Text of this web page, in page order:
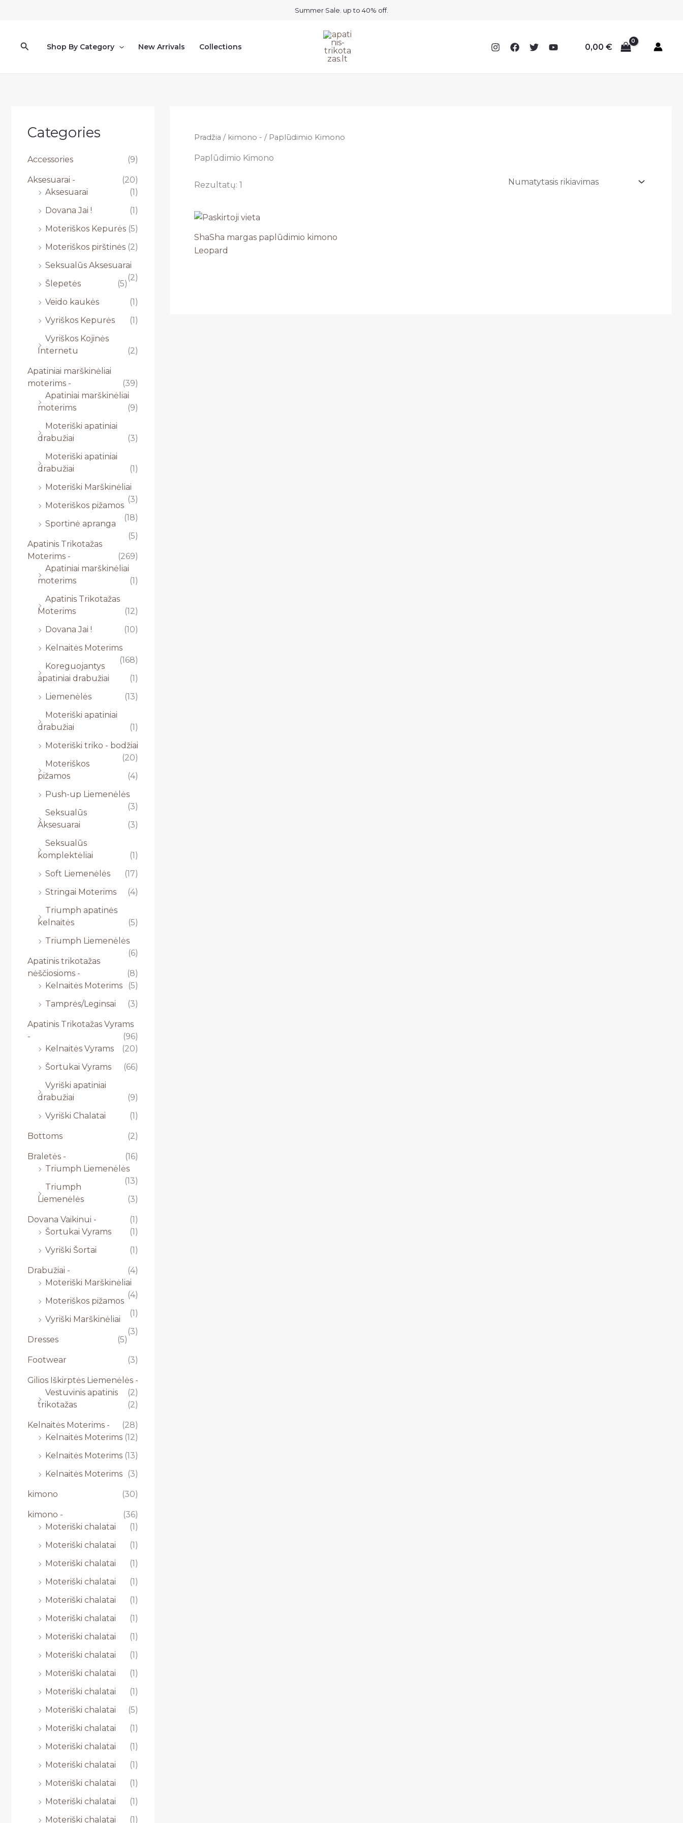
Summer Sale. up to 40% off.
PaieškaShop By Category New Arrivals Collections 0,00 €
Categories
Accessories (9)
Aksesuarai -
(20)
Aksesuarai
(1)
Dovana Jai !
(1)
Moteriškos Kepurės (5)
Moteriškos pirštinės (2)
Seksualūs Aksesuarai
(2)
Šlepetės
(5)
Veido kaukės
(1)
Vyriškos Kepurės
(1)
Vyriškos Kojinės
Internetu
(2)
Apatiniai marškinėliai
moterims -
(39)
Apatiniai marškinėliai
moterims
(9)
Moteriški apatiniai
drabužiai
(3)
Moteriški apatiniai
drabužiai
(1)
Moteriški Marškinėliai
(3)
Moteriškos pižamos
(18)
Sportinė apranga
(5)
Apatinis Trikotažas
Moterims -
(269)
Apatiniai marškinėliai
moterims
(1)
Apatinis Trikotažas
Moterims
(12)
Dovana Jai !
(10)
Kelnaitės Moterims
(168)
Koreguojantys
apatiniai drabužiai
(1)
Liemenėlės
(13)
Moteriški apatiniai
drabužiai
(1)
Moteriški triko - bodžiai
(20)
Moteriškos
pižamos
(4)
Push-up Liemenėlės
(3)
Seksualūs
Aksesuarai
(3)
Seksualūs
komplektėliai
(1)
Soft Liemenėlės
(17)
Stringai Moterims
(4)
Triumph apatinės
kelnaitės
(5)
Triumph Liemenėlės
(6)
Apatinis trikotažas
nėščiosioms -
(8)
Kelnaitės Moterims
(5)
Tamprės/Leginsai
(3)
Apatinis Trikotažas Vyrams
-
(96)
Kelnaitės Vyrams
(20)
Šortukai Vyrams
(66)
Vyriški apatiniai
drabužiai
(9)
Vyriški Chalatai
(1)
Bottoms (2)
Braletės -
(16)
Triumph Liemenėlės
(13)
Triumph
Liemenėlės
(3)
Dovana Vaikinui -
(1)
Šortukai Vyrams
(1)
Vyriški Šortai
(1)
Drabužiai -
(4)
Moteriški Marškinėliai
(4)
Moteriškos pižamos
(1)
Vyriški Marškinėliai
(3)
Dresses
(5)
Footwear (3)
Gilios Iškirptės Liemenėlės -
(2)
Vestuvinis apatinis
trikotažas
(2)
Kelnaitės Moterims -
(28)
Kelnaitės Moterims (12)
Kelnaitės Moterims (13)
Kelnaitės Moterims
(3)
kimono (30)
kimono -
(36)
Moteriški chalatai
(1)
Moteriški chalatai
(1)
Moteriški chalatai
(1)
Moteriški chalatai
(1)
Moteriški chalatai
(1)
Moteriški chalatai
(1)
Moteriški chalatai
(1)
Moteriški chalatai
(1)
Moteriški chalatai
(1)
Moteriški chalatai
(1)
Moteriški chalatai
(5)
Moteriški chalatai
(1)
Moteriški chalatai
(1)
Moteriški chalatai
(1)
Moteriški chalatai
(1)
Moteriški chalatai
(1)
Moteriški chalatai
(1)
Pradžia / kimono - / Paplūdimio Kimono
Paplūdimio Kimono
Rezultatų: 1
ShaSha margas paplūdimio kimono
Leopard